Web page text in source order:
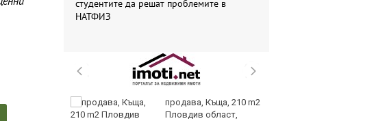
студентите да решат проблемите в
НАТФИЗ
26
за
продава, Къща, 210 m2
Пловдив област,